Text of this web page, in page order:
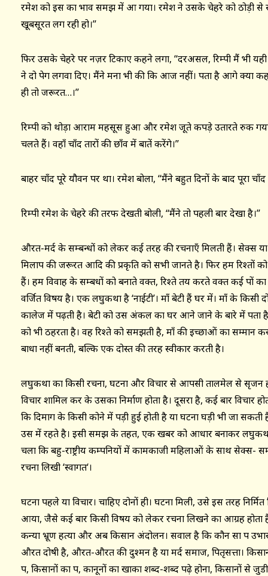
रमेश को इस का भाव समझ में आ गया। रमेश ने उसके चेहरे को ठोड़ी से
खूबसूरत लग रही हो।’’
फिर उसके चेहरे पर नज़र टिकाए कहने लगा, ‘‘दरअसल, रिम्पी मैं भी
ने दो पेग लगवा दिए। मैंने मना भी की कि आज नहीं। पता है आगे
ही तो जरूरत…।’’
रिम्पी को थोड़ा आराम महसूस हुआ और रमेश जूते कपड़े उतारते रुक
चलते हैं। वहाँ चाँद तारों की छाँव में बातें करेंगे।’’
बाहर चाँद पूरे यौवन पर था। रमेश बोला, ‘‘मैंने बहुत दिनों के बाद पूरा चाँद
रिम्पी रमेश के चेहरे की तरफ देखती बोली, ‘‘मैंने तो पहली बार देखा है।’’
औरत-मर्द के सम्बन्धों को लेकर कई तरह की रचनाएँ मिलती हैं। सेक्स
मिलाप की जरूरत आदि की प्रकृति को सभी जानते है। फिर हम रिश्तों
हैं। हम विवाह के सम्बधों को बनाते वक्त, रिश्ते तय करते वक्त कई पक्षों
वर्जित विषय है। एक लघुकथा है ‘नाईटी’। माँ बेटी हैं घर में। माँ के किसी
कालेज में पढ़ती है। बेटी को उस अंकल का घर आने जाने के बारे में पता
को भी ठहरता है। वह रिश्ते को समझती है, माँ की इच्छाओं का सम्मान
बाधा नहीं बनती, बल्कि एक दोस्त की तरह स्वीकार करती है।
लघुकथा का किसी रचना, घटना और विचार से आपसी तालमेल से सृजन
विचार शामिल कर के उसका निर्माण होता है। दूसरा है, कई बार विचार
कि दिमाग के किसी कोने में पड़ी हुई होती है या घटना घड़ी भी जा
उस में रहते है। इसी समझ के तहत, एक खबर को आधार बनाकर लघुकथा
चला कि बहु-राष्ट्रीय कम्पनियों में कामकाजी महिलाओं के साथ सेक्स-
रचना लिखी ‘स्वागत‘।
घटना पहले या विचार। चाहिए दोनों ही। घटना मिली, उसे इस तरह निर्मित
आया, जैसे कई बार किसी विषय को लेकर रचना लिखने का आग्रह
कन्या भ्रूण हत्या और अब किसान अंदोलन। सवाल है कि कौन सा पक्ष
औरत दोषी है, औरत-औरत की दुश्मन है या मर्द समाज, पितृसत्ता।
पक्ष, किसानों का पक्ष, कानूनों का खाका शब्द-शब्द पढ़े होना, किसानों से